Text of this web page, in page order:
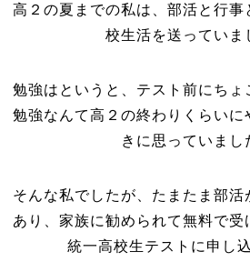
高２の夏までの私は、部活と行事
校生活を送っていま
勉強はというと、テスト前にちょ
勉強なんて高２の終わりくらいに
きに思っていまし
そんな私でしたが、たまたま部活
あり、家族に勧められて無料で受
統一高校生テストに申し